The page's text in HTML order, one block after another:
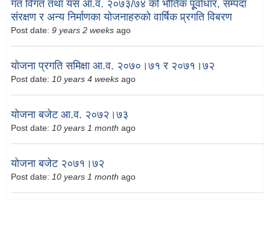
गत विगत तथा यस आ.व. २०७३/७४ को भौतिक पूूर्वाधार, सम्पदा
संरक्षण र अन्य निर्माणका योजनाहरुको वार्षिक प्र्रगति विबरण
Post date: 9 years 2 weeks ago
योजना प्रगति समिक्षा आ.व. २०७०।७१ र २०७१।७२
Post date: 10 years 4 weeks ago
योजना बजेट आ.व. २०७२।७३
Post date: 10 years 1 month ago
योजना बजेट २०७१।७२
Post date: 10 years 1 month ago